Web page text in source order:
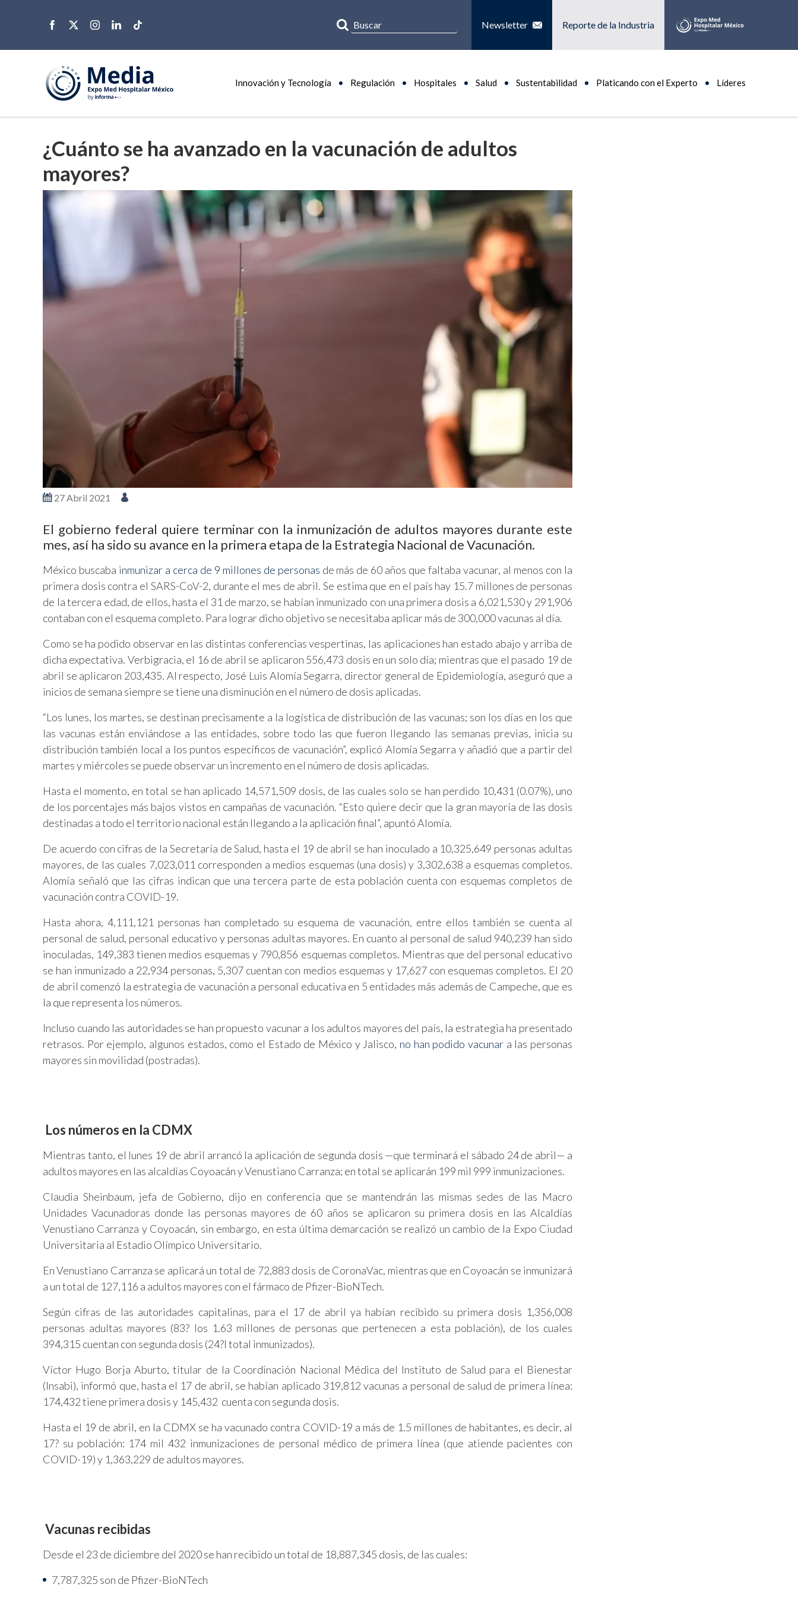
Newsletter Reporte de la Industria
Innovación y Tecnología Regulación Hospitales Salud Sustentabilidad Platicando con el Experto Líderes
¿Cuánto se ha avanzado en la vacunación de adultos
mayores?
27 Abril 2021
El gobierno federal quiere terminar con la inmunización de adultos mayores durante este
mes, así ha sido su avance en la primera etapa de la Estrategia Nacional de Vacunación.
México buscaba inmunizar a cerca de 9 millones de personas de más de 60 años que faltaba vacunar, al menos con la
primera dosis contra el SARS-CoV-2, durante el mes de abril. Se estima que en el país hay 15.7 millones de personas
de la tercera edad, de ellos, hasta el 31 de marzo, se habían inmunizado con una primera dosis a 6,021,530 y 291,906
contaban con el esquema completo. Para lograr dicho objetivo se necesitaba aplicar más de 300,000 vacunas al día.
Como se ha podido observar en las distintas conferencias vespertinas, las aplicaciones han estado abajo y arriba de
dicha expectativa. Verbigracia, el 16 de abril se aplicaron 556,473 dosis en un solo día; mientras que el pasado 19 de
abril se aplicaron 203,435. Al respecto, José Luis Alomía Segarra, director general de Epidemiología, aseguró que a
inicios de semana siempre se tiene una disminución en el número de dosis aplicadas.
“Los lunes, los martes, se destinan precisamente a la logística de distribución de las vacunas; son los días en los que
las vacunas están enviándose a las entidades, sobre todo las que fueron llegando las semanas previas, inicia su
distribución también local a los puntos específicos de vacunación”, explicó Alomía Segarra y añadió que a partir del
martes y miércoles se puede observar un incremento en el número de dosis aplicadas.
Hasta el momento, en total se han aplicado 14,571,509 dosis, de las cuales solo se han perdido 10,431 (0.07%), uno
de los porcentajes más bajos vistos en campañas de vacunación. “Esto quiere decir que la gran mayoría de las dosis
destinadas a todo el territorio nacional están llegando a la aplicación final”, apuntó Alomía.
De acuerdo con cifras de la Secretaría de Salud, hasta el 19 de abril se han inoculado a 10,325,649 personas adultas
mayores, de las cuales 7,023,011 corresponden a medios esquemas (una dosis) y 3,302,638 a esquemas completos.
Alomía señaló que las cifras indican que una tercera parte de esta población cuenta con esquemas completos de
vacunación contra COVID-19.
Hasta ahora, 4,111,121 personas han completado su esquema de vacunación, entre ellos también se cuenta al
personal de salud, personal educativo y personas adultas mayores. En cuanto al personal de salud 940,239 han sido
inoculadas, 149,383 tienen medios esquemas y 790,856 esquemas completos. Mientras que del personal educativo
se han inmunizado a 22,934 personas, 5,307 cuentan con medios esquemas y 17,627 con esquemas completos. El 20
de abril comenzó la estrategia de vacunación a personal educativa en 5 entidades más además de Campeche, que es
la que representa los números.
Incluso cuando las autoridades se han propuesto vacunar a los adultos mayores del país, la estrategia ha presentado
retrasos. Por ejemplo, algunos estados, como el Estado de México y Jalisco, no han podido vacunar a las personas
mayores sin movilidad (postradas).
Los números en la CDMX
Mientras tanto, el lunes 19 de abril arrancó la aplicación de segunda dosis —que terminará el sábado 24 de abril— a
adultos mayores en las alcaldías Coyoacán y Venustiano Carranza; en total se aplicarán 199 mil 999 inmunizaciones.
Claudia Sheinbaum, jefa de Gobierno, dijo en conferencia que se mantendrán las mismas sedes de las Macro
Unidades Vacunadoras donde las personas mayores de 60 años se aplicaron su primera dosis en las Alcaldías
Venustiano Carranza y Coyoacán, sin embargo, en esta última demarcación se realizó un cambio de la Expo Ciudad
Universitaria al Estadio Olímpico Universitario.
En Venustiano Carranza se aplicará un total de 72,883 dosis de CoronaVac, mientras que en Coyoacán se inmunizará
a un total de 127,116 a adultos mayores con el fármaco de Pfizer-BioNTech.
Según cifras de las autoridades capitalinas, para el 17 de abril ya habían recibido su primera dosis 1,356,008
personas adultas mayores (83? los 1.63 millones de personas que pertenecen a esta población), de los cuales
394,315 cuentan con segunda dosis (24?l total inmunizados).
Víctor Hugo Borja Aburto, titular de la Coordinación Nacional Médica del Instituto de Salud para el Bienestar
(Insabi), informó que, hasta el 17 de abril, se habían aplicado 319,812 vacunas a personal de salud de primera línea:
174,432 tiene primera dosis y 145,432 cuenta con segunda dosis.
Hasta el 19 de abril, en la CDMX se ha vacunado contra COVID-19 a más de 1.5 millones de habitantes, es decir, al
17? su población: 174 mil 432 inmunizaciones de personal médico de primera línea (que atiende pacientes con
COVID-19) y 1,363,229 de adultos mayores.
Vacunas recibidas
Desde el 23 de diciembre del 2020 se han recibido un total de 18,887,345 dosis, de las cuales:
7,787,325 son de Pfizer-BioNTech